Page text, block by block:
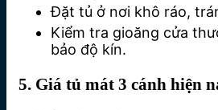
Đặt tủ ở nơi khô ráo,
Kiểm tra gioăng cửa
bảo độ kín.
5. Giá tủ mát 3 cánh hiện